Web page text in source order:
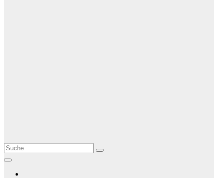
Le Matin
AGENCE DE PRESSE